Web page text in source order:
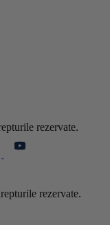
rezervate.
rezervate.